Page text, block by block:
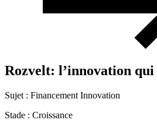
Rozvelt: l’innovation qui
Sujet : Financement Innovation
Stade : Croissance